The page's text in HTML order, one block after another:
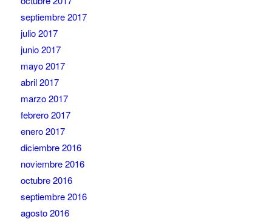
septiembre 2017
julio 2017
junio 2017
mayo 2017
abril 2017
marzo 2017
febrero 2017
enero 2017
diciembre 2016
noviembre 2016
octubre 2016
septiembre 2016
agosto 2016